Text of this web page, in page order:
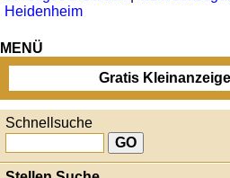
Heidenheim
MENÜ
Gratis
Schnellsuche